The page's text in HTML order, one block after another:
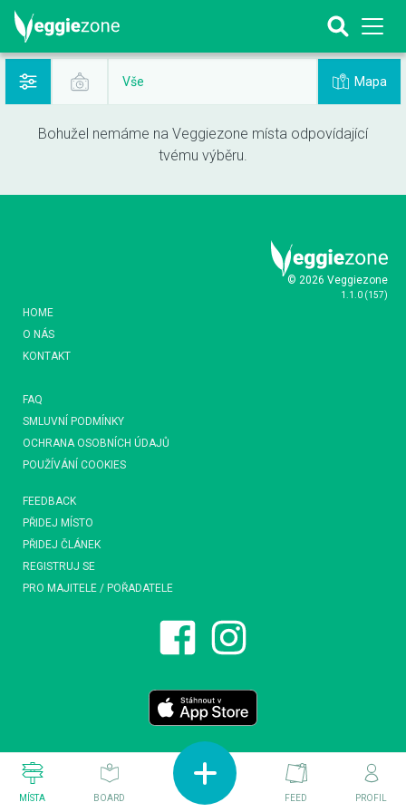
Vše Mapa
Bohužel nemáme na Veggiezone místa odpovídající
tvému výběru.
© 2026 Veggiezone
1.1.0 (157)
HOME
O NÁS
KONTAKT
FAQ
SMLUVNÍ PODMÍNKY
OCHRANA OSOBNÍCH ÚDAJŮ
POUŽÍVÁNÍ COOKIES
FEEDBACK
PŘIDEJ MÍSTO
PŘIDEJ ČLÁNEK
REGISTRUJ SE
PRO MAJITELE / POŘADATELE
MÍSTA BOARD FEED PROFIL